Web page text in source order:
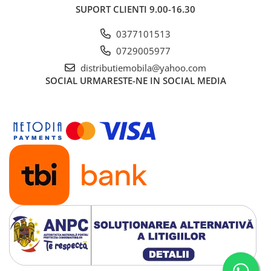
SUPORT CLIENTI 9.00-16.30
0377101513
0729005977
distributiemobila@yahoo.com
SOCIAL URMARESTE-NE IN SOCIAL MEDIA